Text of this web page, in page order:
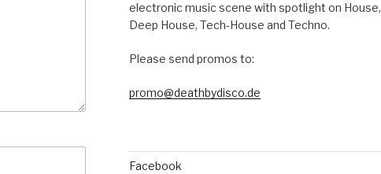
electronic music scene with spotlight on House,
Deep House, Tech-House and Techno.
Please send promos to:
promo@deathbydisco.de
Facebook